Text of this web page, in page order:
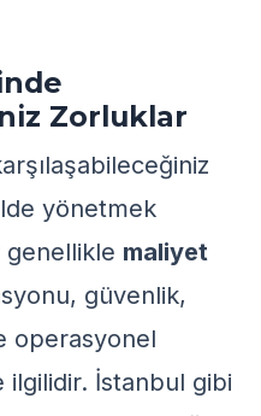
Zorluklar
yönetmek
genellikle maliyet
güvenlik,
operasyonel
İstanbul gibi